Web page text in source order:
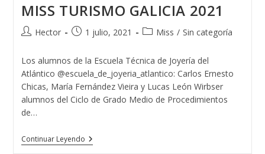
MISS TURISMO GALICIA 2021
Autor
la
entrada:
Hector
Publicación
la
entrada:
1 julio, 2021
Categoría
la
entrada:
Miss / Sin categoría
Los alumnos de la Escuela Técnica de Joyería del
Atlántico @escuela_de_joyeria_atlantico: Carlos Ernesto
Chicas, María Fernández Vieira y Lucas León Wirbser
alumnos del Ciclo de Grado Medio de Procedimientos
de…
Continuar LeyendoMISS
TURISMO